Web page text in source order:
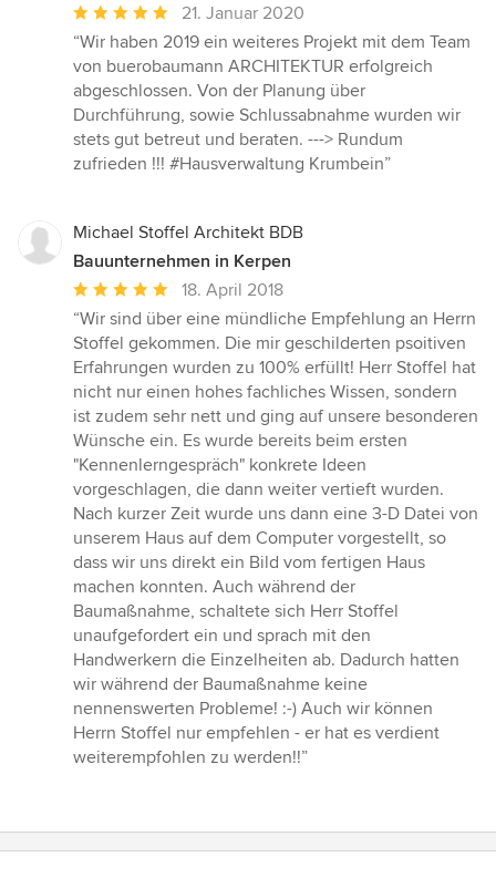
Durchschnittliche
Bewertung:
5
von
5
Sternen
21. Januar 2020
“Wir haben 2019 ein weiteres Projekt mit dem Team
von buerobaumann ARCHITEKTUR erfolgreich
abgeschlossen. Von der Planung über
Durchführung, sowie Schlussabnahme wurden wir
stets gut betreut und beraten. ---> Rundum
zufrieden !!! #Hausverwaltung Krumbein”
Michael Stoffel Architekt BDB
Bauunternehmen in Kerpen
Durchschnittliche
Bewertung:
5
von
5
Sternen
18. April 2018
“Wir sind über eine mündliche Empfehlung an Herrn
Stoffel gekommen. Die mir geschilderten psoitiven
Erfahrungen wurden zu 100% erfüllt! Herr Stoffel hat
nicht nur einen hohes fachliches Wissen, sondern
ist zudem sehr nett und ging auf unsere besonderen
Wünsche ein. Es wurde bereits beim ersten
"Kennenlerngespräch" konkrete Ideen
vorgeschlagen, die dann weiter vertieft wurden.
Nach kurzer Zeit wurde uns dann eine 3-D Datei von
unserem Haus auf dem Computer vorgestellt, so
dass wir uns direkt ein Bild vom fertigen Haus
machen konnten. Auch während der
Baumaßnahme, schaltete sich Herr Stoffel
unaufgefordert ein und sprach mit den
Handwerkern die Einzelheiten ab. Dadurch hatten
wir während der Baumaßnahme keine
nennenswerten Probleme! :-) Auch wir können
Herrn Stoffel nur empfehlen - er hat es verdient
weiterempfohlen zu werden!!”